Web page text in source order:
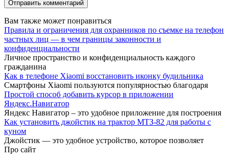
Вам также может понравиться
Правила и ограничения для охранников по съемке на телефон
частных лиц — в чем границы законности и
конфиденциальности
Личное пространство и конфиденциальность каждого
гражданина
Как в телефоне Xiaomi восстановить иконку будильника
Смартфоны Xiaomi пользуются популярностью благодаря
Простой способ добавить курсор в приложении
Яндекс.Навигатор
Яндекс Навигатор – это удобное приложение для построения
Как установить джойстик на трактор МТЗ-82 для работы с
куном
Джойстик — это удобное устройство, которое позволяет
Про сайт